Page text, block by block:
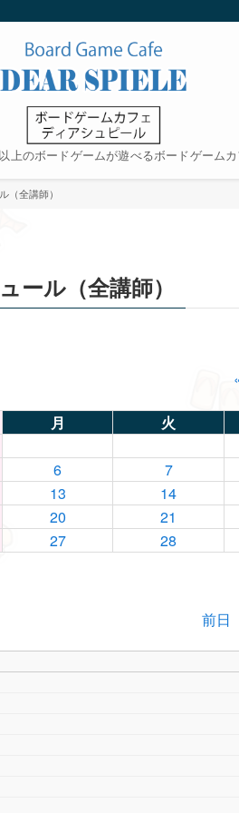
上のボードゲームが遊べるボードゲーム
（全講師）
ール（全講師）
月 火
6
7
13
14
20
21
27 28
前日